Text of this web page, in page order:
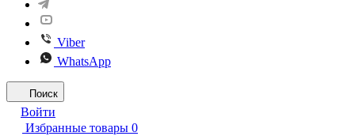
Viber
WhatsApp
Поиск
Войти
Избранные товары 0